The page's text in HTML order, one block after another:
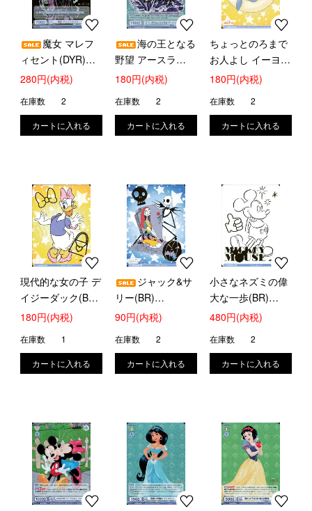
魔女 マレフ
ィセント(DYR)
(DSY/01B-057D)
280円(内税)
在庫数 2
海の王となる
野望 アースラ
(DYR)(DSY/01B-
180円(内税)
在庫数 2
ちょっとのろまで
お人よし イーヨー
(BR)(DSY/01B-
180円(内税)
在庫数 2
現代的な女の子 デ
イジーダック(BR)
(DSY/01B-019B)
180円(内税)
在庫数 1
ジャック&サ
リー(BR)
(DSY/01B-054B)
90円(内税)
在庫数 2
小さなネズミの偉
大な一歩(BR)
(DSY/01B-061B)
480円(内税)
在庫数 2